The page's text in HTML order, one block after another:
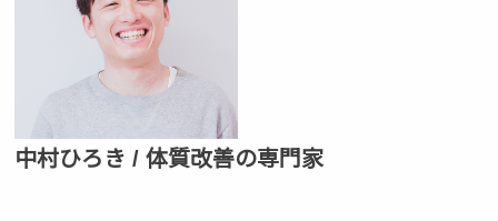
中村ひろき / 体質改善の専門家